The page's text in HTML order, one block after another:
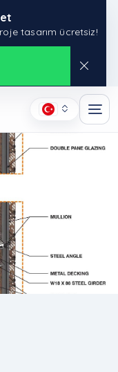
tasarım ücretsiz!